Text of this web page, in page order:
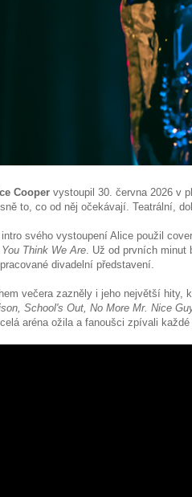
Cooper vystoupil 30. června 2026 v
to, co od něj očekávají. Teatrální,
intro svého vystoupení Alice použil cover
Think We Are . Už od prvních
divadelní představení.
večera zazněly i jeho největší hity,
School's Out, No More Mr. Nice
aréna ožila a fanoušci zpívali